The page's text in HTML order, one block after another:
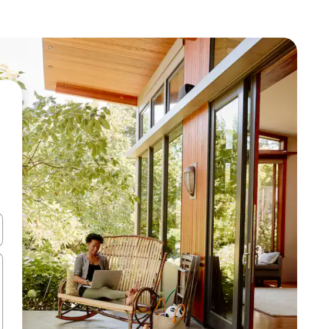
le haut et vers le bas pour les parcourir ou en appuyant et en faisant glisser.